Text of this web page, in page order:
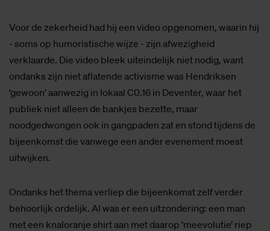
Voor de zekerheid had hij een video opgenomen, waarin hij
- soms op humoristische wijze - zijn afwezigheid
verklaarde. Die video bleek uiteindelijk niet nodig, want
ondanks zijn niet aflatende activisme was Hendriksen
‘gewoon’ aanwezig in lokaal C0.16 in Deventer, waar het
publiek niet alleen de bankjes bezette, maar
noodgedwongen ook in gangpaden zat en stond tijdens de
bijeenkomst die vanwege een ander evenement moest
uitwijken.
Ondanks het thema verliep die bijeenkomst zelf verder
behoorlijk ordelijk. Al was er een uitzondering: een man
met een knaloranje shirt aan met daarop ‘meevolutie’ riep